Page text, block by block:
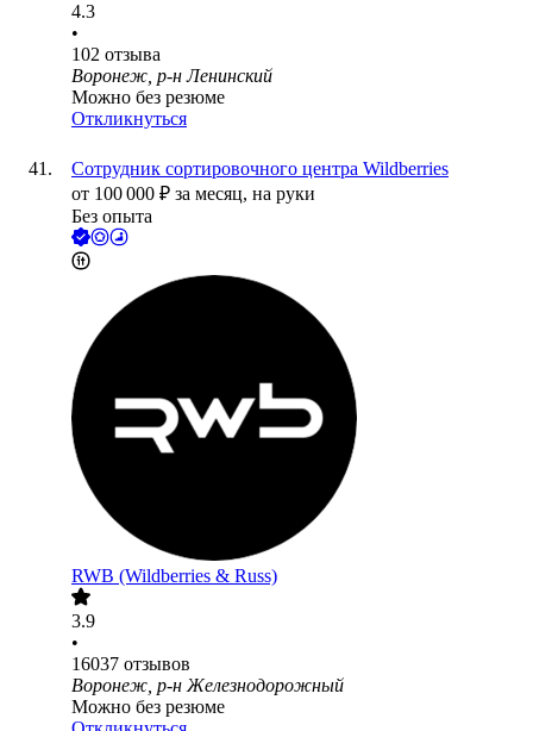
4.3
•
102 отзыва
Воронеж, р-н Ленинский
Можно без резюме
Откликнуться
Сотрудник сортировочного центра Wildberries
от 100 000 ₽ за месяц, на руки
Без опыта
RWB (Wildberries & Russ)
3.9
•
16037 отзывов
Воронеж, р-н Железнодорожный
Можно без резюме